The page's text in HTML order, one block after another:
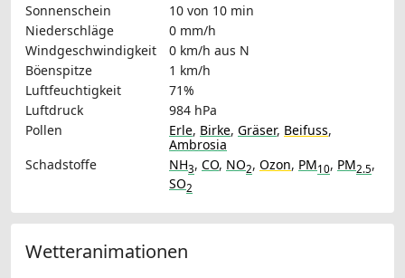
Sonnenschein
10 von 10 min
Niederschläge
0 mm/h
Windgeschwindigkeit
0 km/h aus N
Böenspitze
1 km/h
Luftfeuchtigkeit
71%
Luftdruck
984 hPa
Pollen
Erle, Birke, Gräser, Beifuss,
Ambrosia
Schadstoffe
NH3, CO, NO2, Ozon, PM10, PM2.5,
SO2
Wetteranimationen